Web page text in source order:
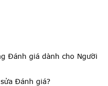
Đánh giá dành cho Người
Đánh giá?